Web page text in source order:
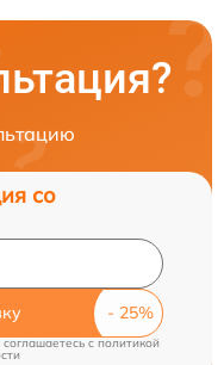
со
c политикой